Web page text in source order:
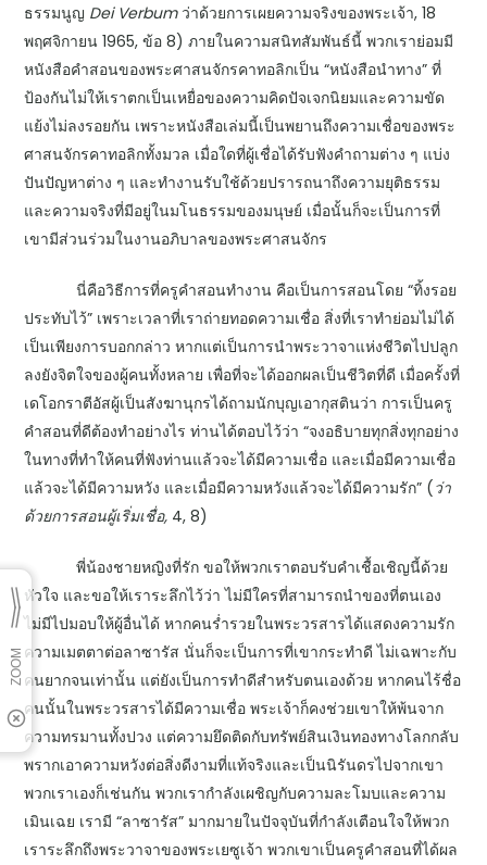
ธรรมนูญ Dei Verbum ว่าด้วยการเผยความจริงของพระเจ้า, 18
พฤศจิกายน 1965, ข้อ 8) ภายในความสนิทสัมพันธ์นี้ พวกเราย่อมมี
หนังสือคำสอนของพระศาสนจักรคาทอลิกเป็น “หนังสือนำทาง” ที่
ป้องกันไม่ให้เราตกเป็นเหยื่อของความคิดปัจเจกนิยมและความขัด
แย้งไม่ลงรอยกัน เพราะหนังสือเล่มนี้เป็นพยานถึงความเชื่อของพระ
ศาสนจักรคาทอลิกทั้งมวล เมื่อใดที่ผู้เชื่อได้รับฟังคำถามต่าง ๆ แบ่ง
ปันปัญหาต่าง ๆ และทำงานรับใช้ด้วยปรารถนาถึงความยุติธรรม
และความจริงที่มีอยู่ในมโนธรรมของมนุษย์ เมื่อนั้นก็จะเป็นการที่
เขามีส่วนร่วมในงานอภิบาลของพระศาสนจักร
นี่คือวิธีการที่ครูคำสอนทำงาน คือเป็นการสอนโดย “ทิ้งรอย
ประทับไว้” เพราะเวลาที่เราถ่ายทอดความเชื่อ สิ่งที่เราทำย่อมไม่ได้
เป็นเพียงการบอกกล่าว หากแต่เป็นการนำพระวาจาแห่งชีวิตไปปลูก
ลงยังจิตใจของผู้คนทั้งหลาย เพื่อที่จะได้ออกผลเป็นชีวิตที่ดี เมื่อครั้งที่
เดโอกราตีอัสผู้เป็นสังฆานุกรได้ถามนักบุญเอากุสตินว่า การเป็นครู
คำสอนที่ดีต้องทำอย่างไร ท่านได้ตอบไว้ว่า “จงอธิบายทุกสิ่งทุกอย่าง
ในทางที่ทำให้คนที่ฟังท่านแล้วจะได้มีความเชื่อ และเมื่อมีความเชื่อ
แล้วจะได้มีความหวัง และเมื่อมีความหวังแล้วจะได้มีความรัก” (ว่า
ด้วยการสอนผู้เริ่มเชื่อ, 4, 8)
พี่น้องชายหญิงที่รัก ขอให้พวกเราตอบรับคำเชื้อเชิญนี้ด้วย
หัวใจ และขอให้เราระลึกไว้ว่า ไม่มีใครที่สามารถนำของที่ตนเอง
ไม่มีไปมอบให้ผู้อื่นได้ หากคนร่ำรวยในพระวรสารได้แสดงความรัก
ความเมตตาต่อลาซารัส นั่นก็จะเป็นการที่เขากระทำดี ไม่เฉพาะกับ
คนยากจนเท่านั้น แต่ยังเป็นการทำดีสำหรับตนเองด้วย หากคนไร้ชื่อ
คนนั้นในพระวรสารได้มีความเชื่อ พระเจ้าก็คงช่วยเขาให้พ้นจาก
ความทรมานทั้งปวง แต่ความยึดติดกับทรัพย์สินเงินทองทางโลกกลับ
พรากเอาความหวังต่อสิ่งดีงามที่แท้จริงและเป็นนิรันดรไปจากเขา
พวกเราเองก็เช่นกัน พวกเรากำลังเผชิญกับความละโมบและความ
เมินเฉย เรามี “ลาซารัส” มากมายในปัจจุบันที่กำลังเตือนใจให้พวก
เราระลึกถึงพระวาจาของพระเยซูเจ้า พวกเขาเป็นครูคำสอนที่ได้ผล